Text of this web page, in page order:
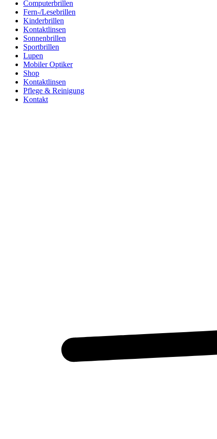
Computerbrillen
Fern-/Lesebrillen
Kinderbrillen
Kontaktlinsen
Sonnenbrillen
Sportbrillen
Lupen
Mobiler Optiker
Shop
Kontaktlinsen
Pflege & Reinigung
Kontakt